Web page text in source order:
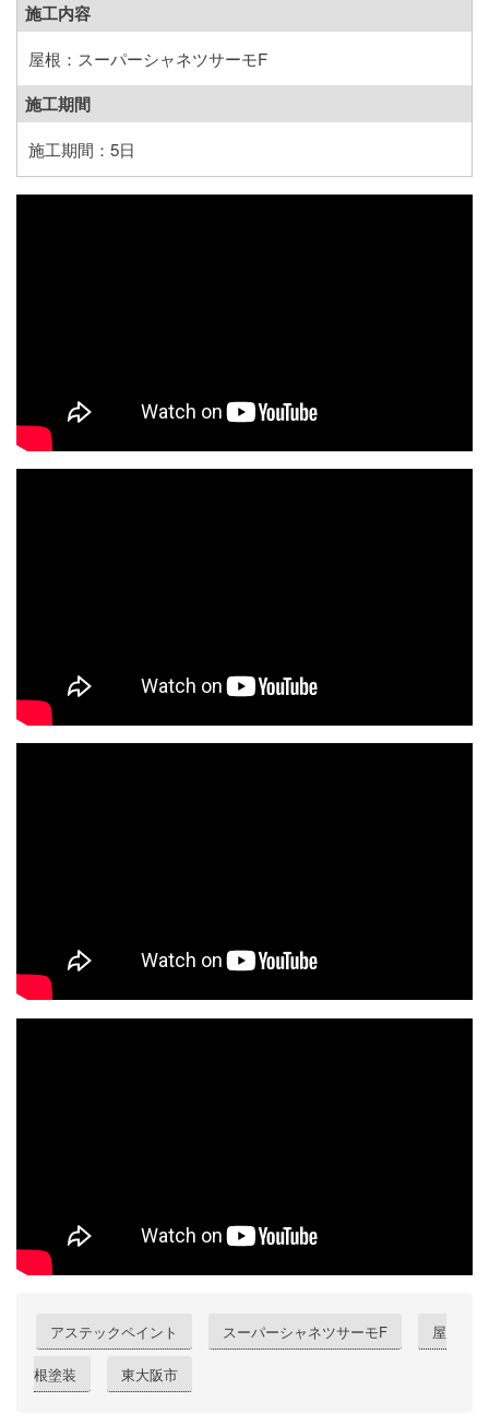
施工内容
屋根：スーパーシャネツサーモF
施工期間
施工期間：5日
アステックペイント スーパーシャネツサーモF 屋
根塗装 東大阪市